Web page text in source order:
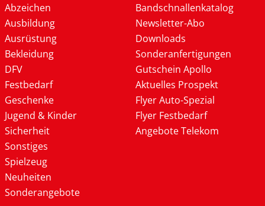
Abzeichen
Ausbildung
Ausrüstung
Bekleidung
DFV
Festbedarf
Geschenke
Jugend & Kinder
Sicherheit
Sonstiges
Spielzeug
Neuheiten
Sonderangebote
Bandschnallenkatalog
Newsletter-Abo
Downloads
Sonderanfertigungen
Gutschein Apollo
Aktuelles Prospekt
Flyer Auto-Spezial
Flyer Festbedarf
Angebote Telekom